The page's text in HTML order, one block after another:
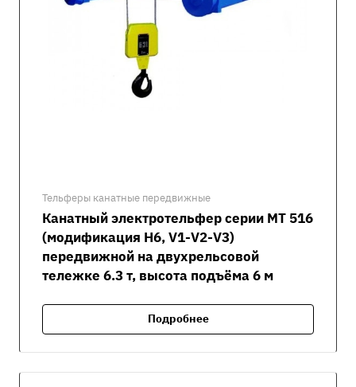
Тельферы канатные передвижные
Канатный электротельфер серии MT 516
(модификация H6, V1-V2-V3)
передвижной на двухрельсовой
тележке 6.3 т, высота подъёма 6 м
Подробнее